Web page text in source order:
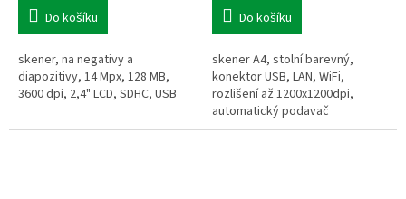
Do košíku
skener, na negativy a
diapozitivy, 14 Mpx, 128 MB,
3600 dpi, 2,4" LCD, SDHC, USB
Do košíku
skener A4, stolní barevný,
konektor USB, LAN, WiFi,
rozlišení až 1200x1200dpi,
automatický podavač
dokumentů (ADF)